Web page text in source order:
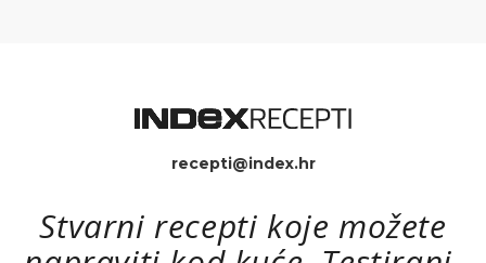
recepti@index.hr
Stvarni recepti koje možete